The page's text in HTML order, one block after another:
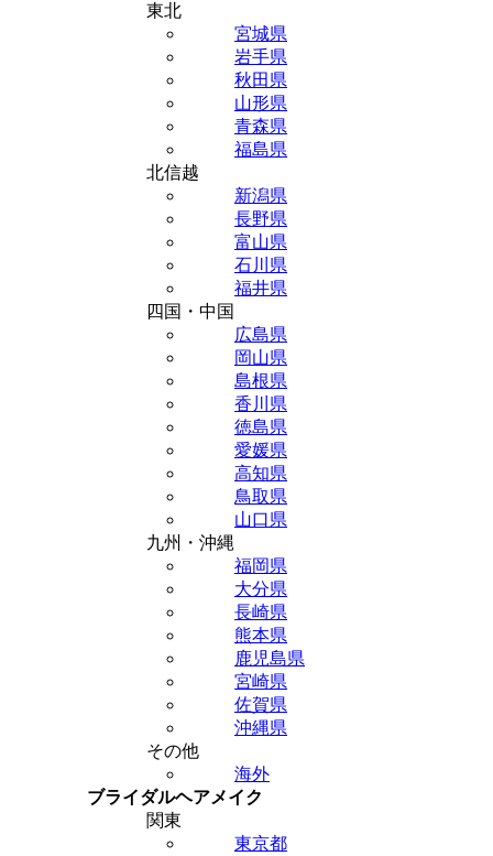
東北
宮城県
岩手県
秋田県
山形県
青森県
福島県
北信越
新潟県
長野県
富山県
石川県
福井県
四国・中国
広島県
岡山県
島根県
香川県
徳島県
愛媛県
高知県
鳥取県
山口県
九州・沖縄
福岡県
大分県
長崎県
熊本県
鹿児島県
宮崎県
佐賀県
沖縄県
その他
海外
ブライダルヘアメイク
関東
東京都